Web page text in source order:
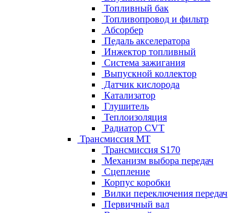
Топливный бак
Топливопровод и фильтр
Абсорбер
Педаль акселератора
Инжектор топливный
Система зажигания
Выпускной коллектор
Датчик кислорода
Катализатор
Глушитель
Теплоизоляция
Радиатор CVT
Трансмиссия MT
Трансмиссия S170
Механизм выбора передач
Сцепление
Корпус коробки
Вилки переключения передач
Первичный вал